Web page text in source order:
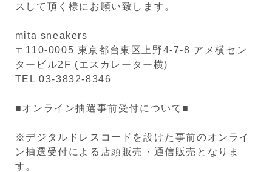
スして頂く様にお願い致します。
mita sneakers
〒110-0005 東京都台東区上野4-7-8 アメ横セン
タービル2F (エスカレーター横)
TEL 03-3832-8346
■オンライン抽選事前受付について■
※デジタルドレスコードを設けた事前のオンライ
ン抽選受付による店頭販売・通信販売となりま
す。